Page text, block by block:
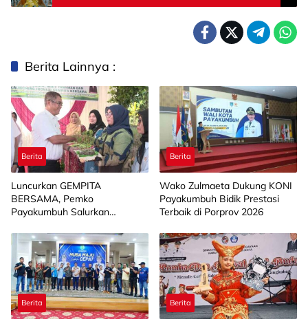
Berita Lainnya :
Berita
Luncurkan GEMPITA
BERSAMA, Pemko
Payakumbuh Salurkan
kepada 15 KWT
Berita
Wako Zulmaeta Dukung KONI
Payakumbuh Bidik Prestasi
Terbaik di Porprov 2026
Berita Berita